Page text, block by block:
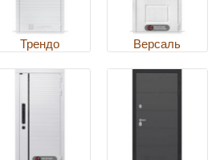
Трендо Версаль